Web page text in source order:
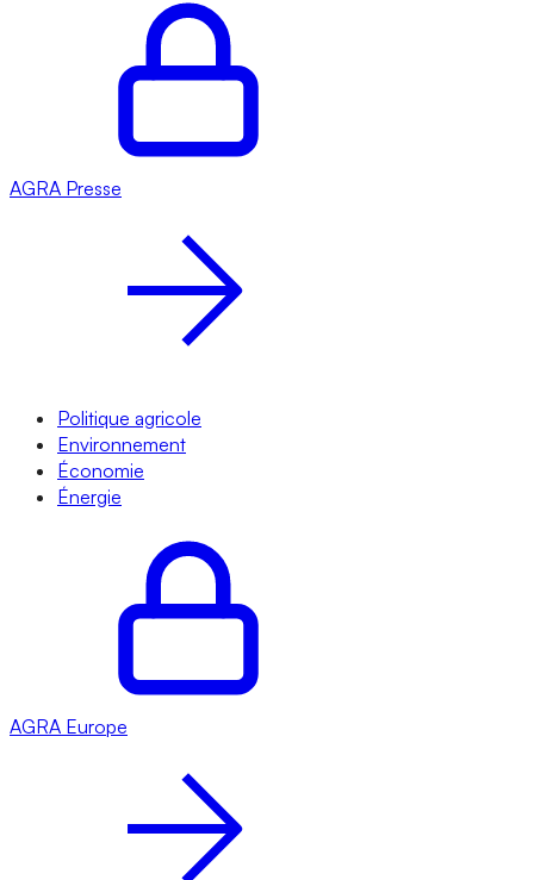
AGRA Presse
Politique agricole
Environnement
Économie
Énergie
AGRA Europe